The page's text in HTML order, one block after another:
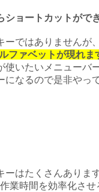
ショートカットがで
ーではありませんが
ファベットが現れま
使いたいメニューバ
になるので是非やっ
ーはたくさんあり
業時間を効率化さ